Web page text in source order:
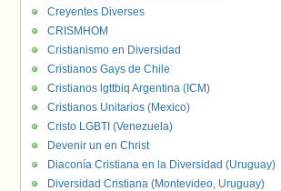
Creyentes Diverses
CRISMHOM
Cristianismo en Diversidad
Cristianos Gays de Chile
Cristianos lgttbiq Argentina (ICM)
Cristianos Unitarios (Mexico)
Cristo LGBTI (Venezuela)
Devenir un en Christ
Diaconía Cristiana en la Diversidad (Uruguay)
Diversidad Cristiana (Montevideo, Uruguay)